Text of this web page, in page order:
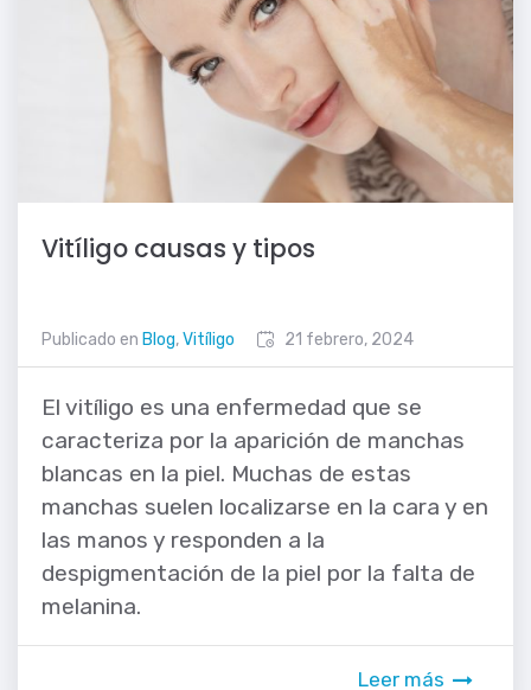
Vitíligo causas y tipos
21 febrero, 2024
Publicado en Blog,Vitíligo
El vitíligo es una enfermedad que se
caracteriza por la aparición de manchas
blancas en la piel. Muchas de estas
manchas suelen localizarse en la cara y en
las manos y responden a la
despigmentación de la piel por la falta de
melanina.
Leer más